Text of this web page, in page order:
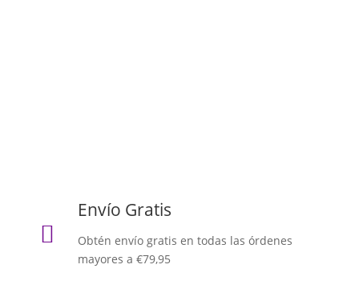

Envío Gratis
Obtén envío gratis en todas las órdenes
mayores a €79,95